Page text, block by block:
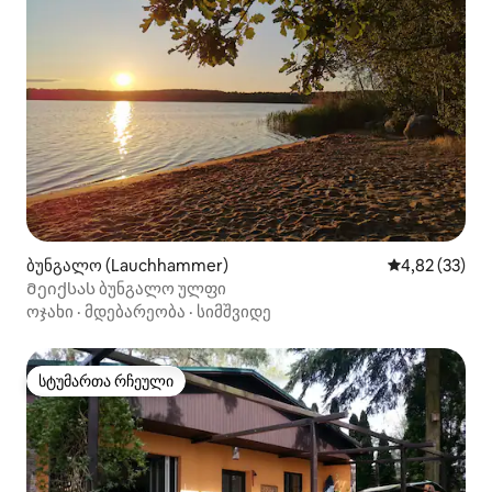
ბუნგალო (Lauchhammer) საშუალო
4,82 (33)
Მეიქსას ბუნგალო ულფი
ოჯახი · მდებარეობა · სიმშვიდე
სტუმართა რჩეული
სტუმართა რჩეული